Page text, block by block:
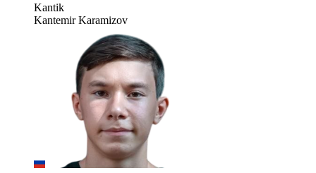
Kantik
Kantemir Karamizov